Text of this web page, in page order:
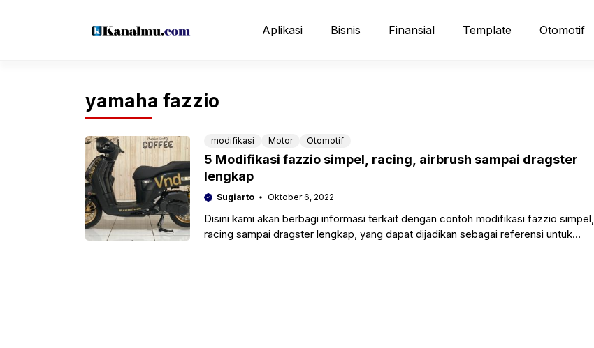
Aplikasi Bisnis Finansial Template Otomotif
yamaha fazzio
modifikasi Motor Otomotif
5 Modifikasi fazzio simpel, racing, airbrush sampai dragster
lengkap
Sugiarto Oktober 6, 2022
Disini kami akan berbagi informasi terkait dengan contoh modifikasi fazzio simpel,
racing sampai dragster lengkap, yang dapat dijadikan sebagai referensi untuk